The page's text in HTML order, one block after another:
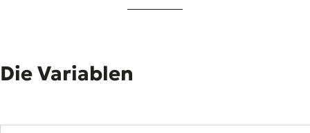
Die Variablen